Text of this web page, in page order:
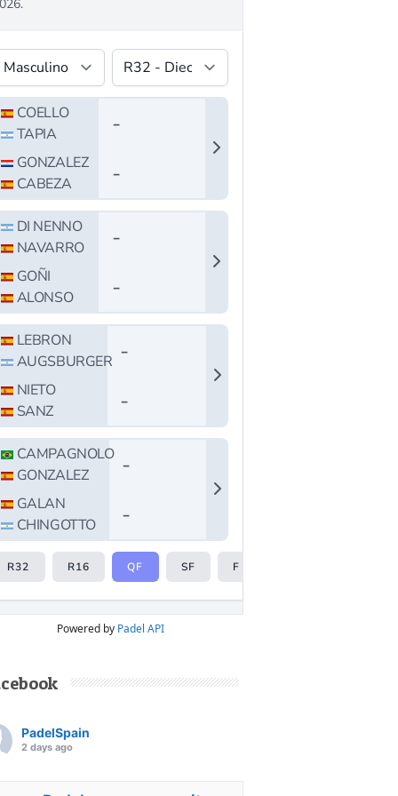
Powered by Padel API
PadelSpain
2 days ago